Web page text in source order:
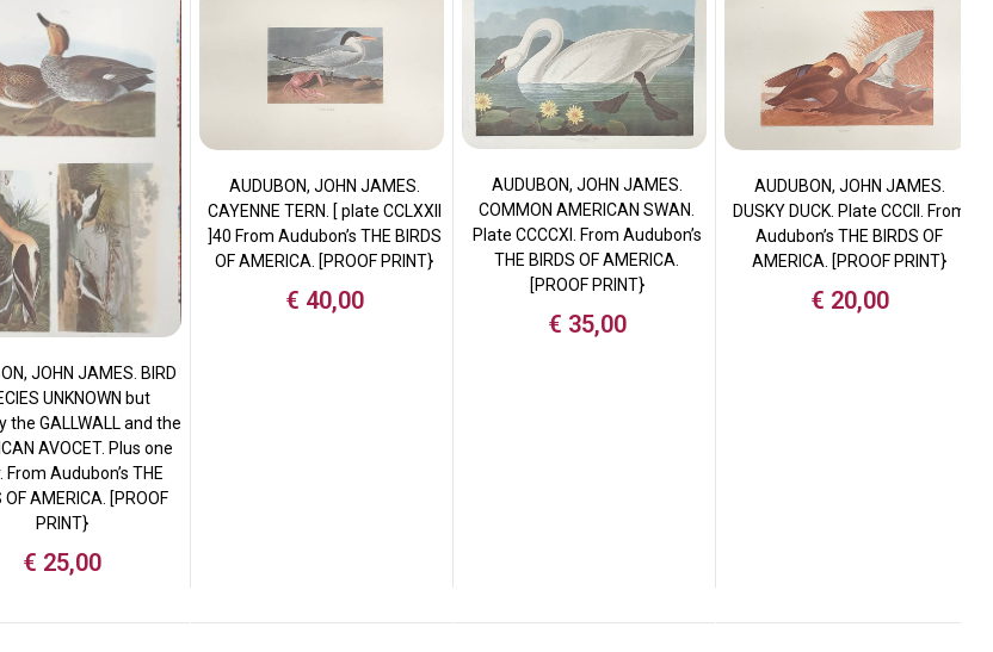
JOHN JAMES. BIRD
UNKNOWN but
the GALLWALL and the
AVOCET. Plus one
From Audubon’s THE
OF AMERICA. [PROOF
PRINT}
€ 25,00
AUDUBON, JOHN JAMES.
CAYENNE TERN. [ plate CCLXXII
]40 From Audubon’s THE BIRDS
OF AMERICA. [PROOF PRINT}
€ 40,00
AUDUBON, JOHN JAMES.
COMMON AMERICAN SWAN.
Plate CCCCXI. From Audubon’s
THE BIRDS OF AMERICA.
[PROOF PRINT}
€ 35,00
AUDUBON, JOHN JAMES.
DUSKY DUCK. Plate CCCII. From
Audubon’s THE BIRDS OF
AMERICA. [PROOF PRINT}
€ 20,00